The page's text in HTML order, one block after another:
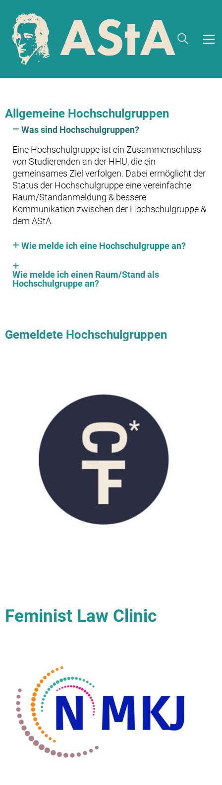
Allgemeine Hochschulgruppen
Was sind Hochschulgruppen?
Eine Hochschulgruppe ist ein Zusammenschluss
von Studierenden an der HHU, die ein
gemeinsames Ziel verfolgen. Dabei ermöglicht der
Status der Hochschulgruppe eine vereinfachte
Raum/Standanmeldung & bessere
Kommunikation zwischen der Hochschulgruppe &
dem AStA.
Wie melde ich eine Hochschulgruppe an?
Wie melde ich einen Raum/Stand als
Hochschulgruppe an?
Gemeldete Hochschulgruppen
Feminist Law Clinic